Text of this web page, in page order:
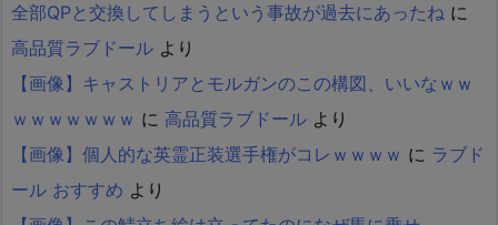
全部QPと交換してしまうという事故が過去にあったね に
高品質ラブドール より
【画像】キャストリアとモルガンのこの構図、いいなｗｗ
ｗｗｗｗｗｗｗ に 高品質ラブドール より
【画像】個人的な英霊正装選手権がコレｗｗｗｗ に ラブド
ール おすすめ より